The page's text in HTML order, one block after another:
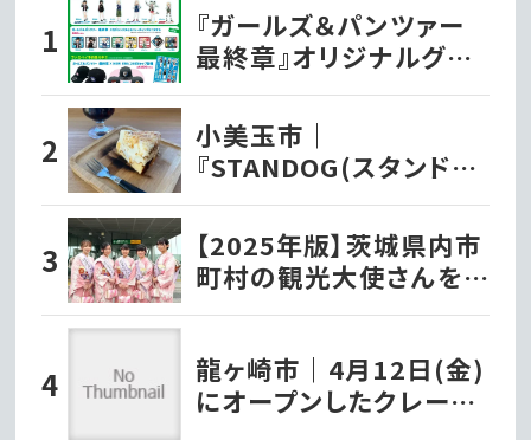
『ガールズ＆パンツァー
最終章』オリジナルグッ
ズ各種ファミリーマート
で発売開始!!
小美玉市｜
『STANDOG(スタンドッ
ク)』でいただく絶品チー
ズケーキ!!
【2025年版】茨城県内市
町村の観光大使さんを
紹介！
龍ヶ崎市｜4月12日(金)
にオープンしたクレープ